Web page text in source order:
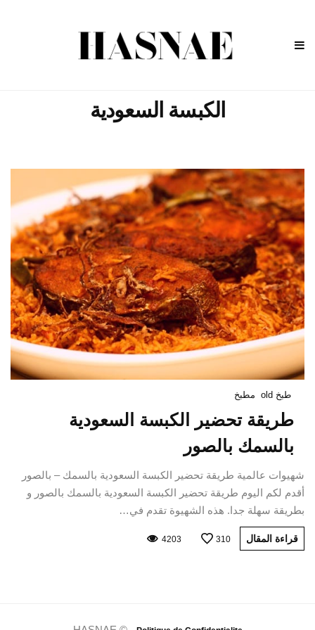
الكبسة السعودية
طبخ old مطبخ
طريقة تحضير الكبسة السعودية
بالسمك بالصور
شهيوات عالمية طريقة تحضير الكبسة السعودية بالسمك – بالصور
أقدم لكم اليوم طريقة تحضير الكبسة السعودية بالسمك بالصور و
بطريقة سهلة جدا. هذه الشهيوة تقدم في…
قراءة المقال 310
4203